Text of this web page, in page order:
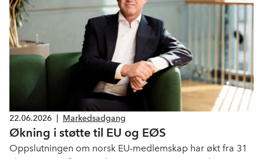
22.06.2026 Markedsadgang
Økning i støtte til EU og EØS
Oppslutningen om norsk EU-medlemskap har økt fra 31